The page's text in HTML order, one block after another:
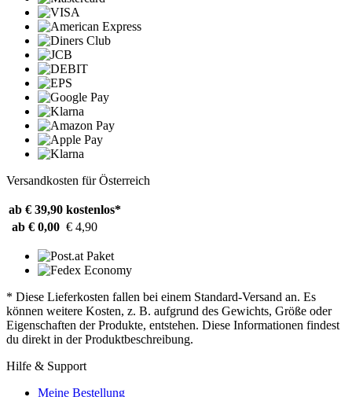
Versandkosten für Österreich
ab € 39,90 kostenlos*
ab € 0,00 € 4,90
* Diese Lieferkosten fallen bei einem Standard-Versand an. Es
können weitere Kosten, z. B. aufgrund des Gewichts, Größe oder
Eigenschaften der Produkte, entstehen. Diese Informationen findest
du direkt in der Produktbeschreibung.
Hilfe & Support
Meine Bestellung